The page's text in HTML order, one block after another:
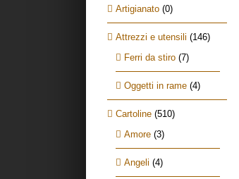
Artigianato (0)
Attrezzi e utensili (146)
Ferri da stiro (7)
Oggetti in rame (4)
Cartoline (510)
Amore (3)
Angeli (4)